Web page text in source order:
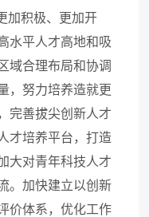
加积极、更加开
水平人才高地和吸
域合理布局和协调
，努力培养造就更
完善拔尖创新人才
才培养平台，打造
大对青年科技人才
。加快建立以创新
价体系，优化工作